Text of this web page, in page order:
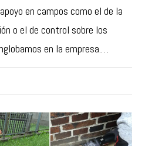
en campos como el de la
o el de control sobre los
en la empresa.…